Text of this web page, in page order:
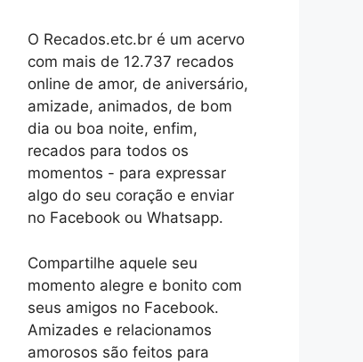
O Recados.etc.br é um acervo
com mais de 12.737 recados
online de amor, de aniversário,
amizade, animados, de bom
dia ou boa noite, enfim,
recados para todos os
momentos - para expressar
algo do seu coração e enviar
no Facebook ou Whatsapp.
Compartilhe aquele seu
momento alegre e bonito com
seus amigos no Facebook.
Amizades e relacionamos
amorosos são feitos para